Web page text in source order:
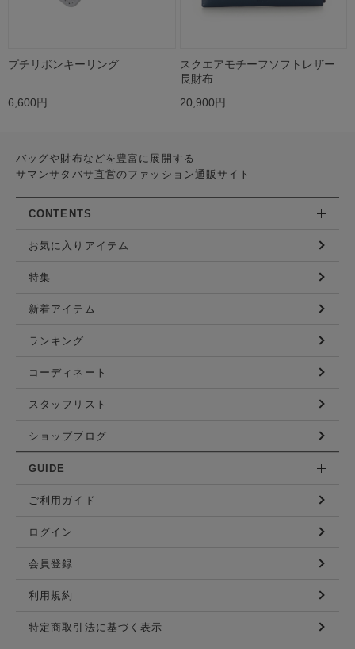
プチリボンキーリング
6,600円
スクエアモチーフソフトレザー
長財布
20,900円
バッグや財布などを豊富に展開する
サマンサタバサ直営のファッション通販サイト
CONTENTS
お気に入りアイテム
特集
新着アイテム
ランキング
コーディネート
スタッフリスト
ショップブログ
GUIDE
ご利用ガイド
ログイン
会員登録
利用規約
特定商取引法に基づく表示